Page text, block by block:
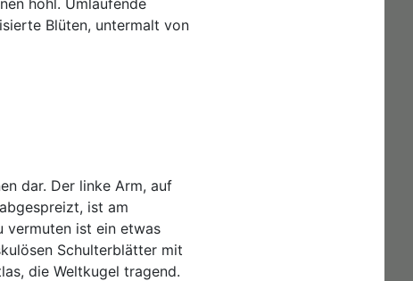
hohl. Umlaufende
Blüten, untermalt von
dar. Der linke Arm, auf
ist am
vermuten ist ein etwas
Schulterblätter mit
die Weltkugel tragend.